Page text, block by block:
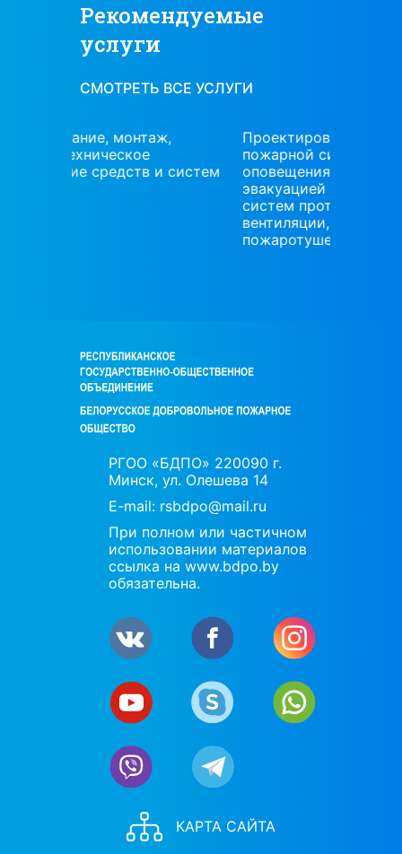
Рекомендуемые
услуги
СМОТРЕТЬ ВСЕ УСЛУГИ
Проектирование систем
пожарной сигнализации, систем
оповещения и управления
эвакуацией людей при пожаре,
систем противодымной
вентиляции, установок
пожаротушения автоматических.
РГОО «БДПО» 220090 г.
Минск, ул. Олешева 14
E-mail: rsbdpo@mail.ru
При полном или частичном
использовании материалов
ссылка на www.bdpo.by
обязательна.
КАРТА САЙТА